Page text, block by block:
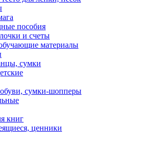
пособия
и счеты
материалы
сумки
сумки-шопперы
книг
ценники